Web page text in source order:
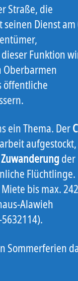
Straße, die
Dienst am
Funktion
Oberbarmen
öffentliche
ein Thema. Der
aufgestockt,
Zuwanderung der
Flüchtlinge.
bis max.
Alawieh
Sommerferien